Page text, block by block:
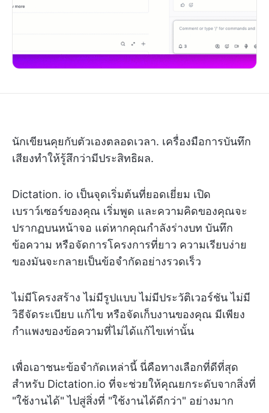
นักเขียนคุยกับตัวเองตลอดเวลา. เครื่องมือการบันทึก
เสียงทำให้รู้สึกว่ามีประสิทธิผล.
Dictation. io เป็นจุดเริ่มต้นที่ยอดเยี่ยม เปิด
เบราว์เซอร์ของคุณ เริ่มพูด และความคิดของคุณจะ
ปรากฏบนหน้าจอ แต่หากคุณกำลังร่างบท บันทึก
ข้อความ หรือจัดการโครงการที่ยาว ความเรียบง่าย
ของมันจะกลายเป็นข้อจำกัดอย่างรวดเร็ว
ไม่มีโครงสร้าง ไม่มีรูปแบบ ไม่มีประวัติเวอร์ชัน ไม่มี
วิธีจัดระเบียบ แก้ไข หรือจัดเก็บงานของคุณ มีเพียง
กำแพงของข้อความที่ไม่ได้แก้ไขเท่านั้น
เพื่อเอาชนะข้อจำกัดเหล่านี้ นี่คือทางเลือกที่ดีที่สุด
สำหรับ Dictation.io ที่จะช่วยให้คุณยกระดับจากสิ่งที่
"ใช้งานได้" ไปสู่สิ่งที่ "ใช้งานได้ดีกว่า" อย่างมาก